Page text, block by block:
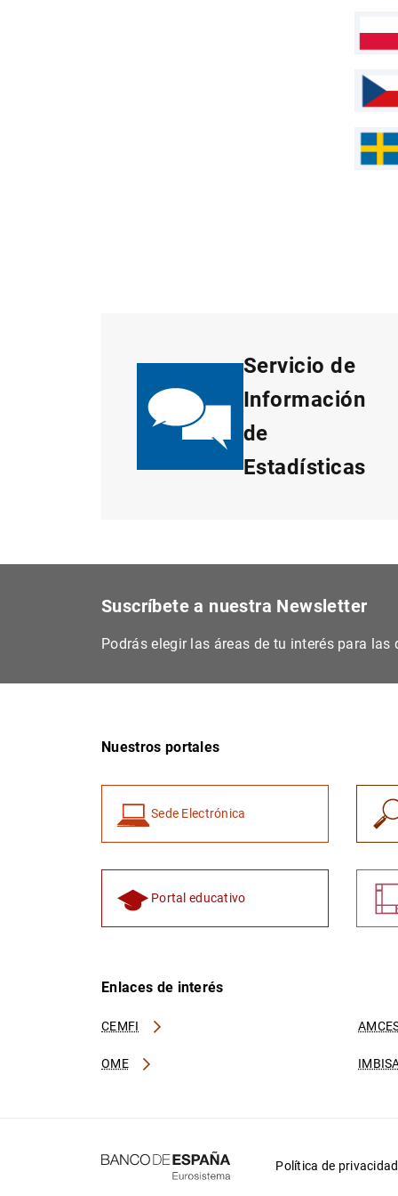
Servicio de
Información
de
Estadísticas
Suscríbete a nuestra Newsletter
Podrás elegir las áreas de tu interés para
Nuestros portales
Sede Electrónica
Portal educativo
Enlaces de interés
CEMFI
OME
Política de privacidad